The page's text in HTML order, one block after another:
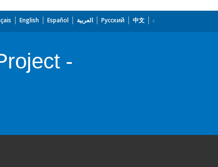
English Español العربية Русский 中文
-